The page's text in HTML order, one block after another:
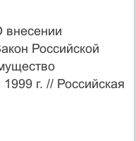
Российской
г. // Российская